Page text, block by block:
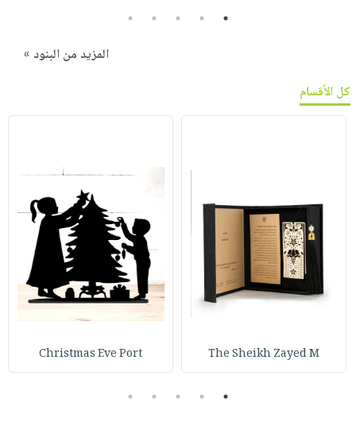
1
2
3
4
5
المزيد من البنود »
كل الأقسام
The Sheikh Zayed M
Christmas Eve Port
1
2
3
4
5